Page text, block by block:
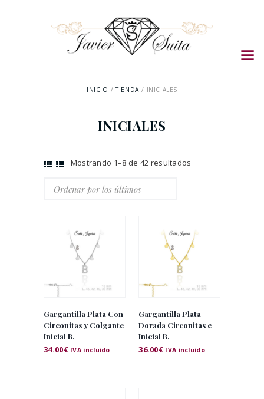
INICIO TIENDA INICIALES
INICIALES
Mostrando 1–8 de 42 resultados
Gargantilla Plata Con
Circonitas y Colgante
Inicial B.
34.00€ IVA incluido
Gargantilla Plata
Dorada Circonitas e
Inicial B.
36.00€ IVA incluido